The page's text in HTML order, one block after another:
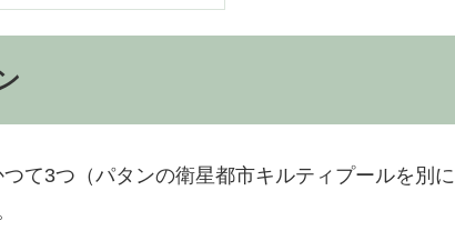
て3つ（パタンの衛星都市キルティプールを別に